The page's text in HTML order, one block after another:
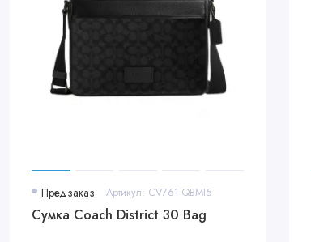
Предзаказ Артикул: CV761-QBMI5
Сумка Coach District 30 Bag